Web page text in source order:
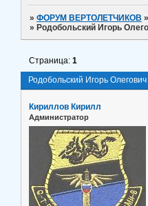
»ФОРУМ ВЕРТОЛЕТЧИКОВ
» Родобольский Игорь
Родобольский Игорь Олегович
Страница:1
Кириллов Кирилл
Администратор